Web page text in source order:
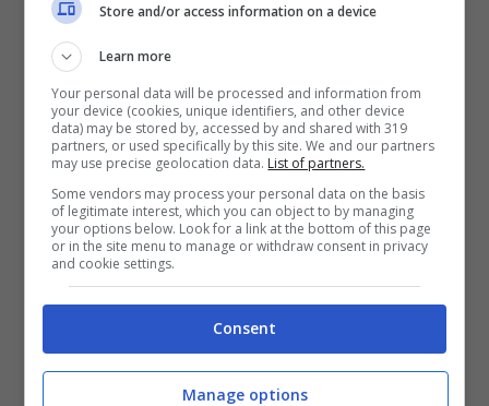
Luigi e Mario -Ansa- Notizie.com
Il gioco richiede un po’ di tempo prima di
entrare nel vivo dell’azione. Le prime fasi
servono principalmente a familiarizzare
con gli strumenti a disposizione e ad
accedere a nuove aree del gioco. Ogni
Store and/or access information on a device
Learn more
Your personal data will be processed and information from
your device (cookies, unique identifiers, and other device
data) may be stored by, accessed by and shared with 319
partners, or used specifically by this site. We and our partners
may use precise geolocation data. List of partners.
Some vendors may process your personal data on the basis
of legitimate interest, which you can object to by managing
your options below. Look for a link at the bottom of this page
or in the site menu to manage or withdraw consent in privacy
and cookie settings.
Consent
Manage options